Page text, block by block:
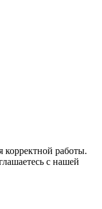
корректной работы.
с нашей